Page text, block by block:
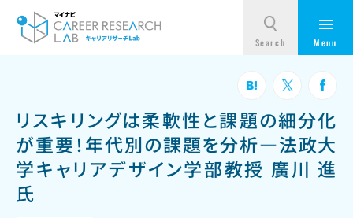
リスキリングは柔軟性と課題の細分化
が重要！年代別の課題を分析—法政大
学キャリアデザイン学部教授 廣川 進
氏